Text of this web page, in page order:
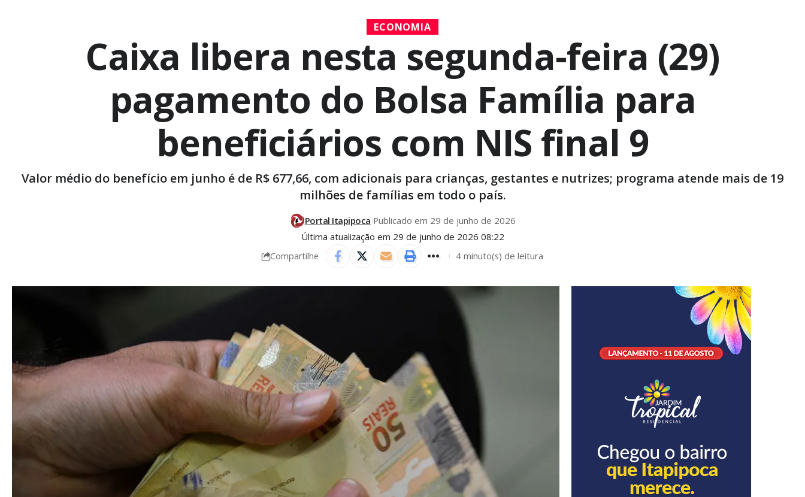
ECONOMIA
Caixa libera nesta segunda-feira (29)
pagamento do Bolsa Família para
beneficiários com NIS final 9
Valor médio do benefício em junho é de R$ 677,66, com adicionais para crianças, gestantes e nutrizes; programa atende mais de 19
milhões de famílias em todo o país.
Última atualização em 29 de junho de 2026 08:22
Portal Itapipoca Publicado em 29 de junho de 2026
Compartilhe 4 minuto(s) de leitura